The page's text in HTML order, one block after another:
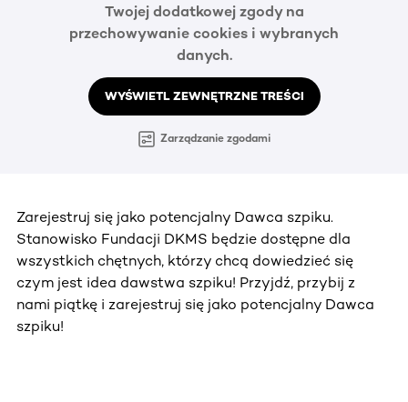
Twojej dodatkowej zgody na
przechowywanie cookies i wybranych
danych.
WYŚWIETL ZEWNĘTRZNE TREŚCI
Zarządzanie zgodami
Zarejestruj się jako potencjalny Dawca szpiku.
Stanowisko Fundacji DKMS będzie dostępne dla
wszystkich chętnych, którzy chcą dowiedzieć się
czym jest idea dawstwa szpiku! Przyjdź, przybij z
nami piątkę i zarejestruj się jako potencjalny Dawca
szpiku!